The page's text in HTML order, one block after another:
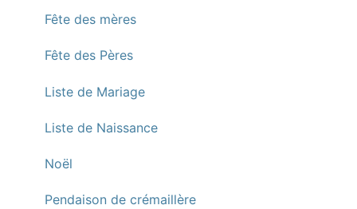
Fête des mères
Fête des Pères
Liste de Mariage
Liste de Naissance
Noël
Pendaison de crémaillère